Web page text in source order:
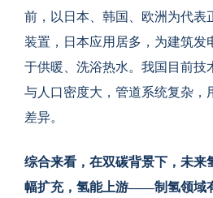
前，以日本、韩国、欧洲为代表
装置，日本应用居多，为建筑发
于供暖、洗浴热水。我国目前技
与人口密度大，管道系统复杂，
差异。
综合来看，在双碳背景下，未来
幅扩充，氢能上游——制氢领域